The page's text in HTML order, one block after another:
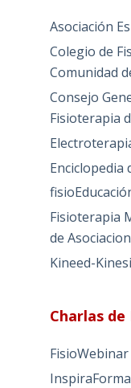
Asociación
Colegio de
Comunidad
Consejo
Fisioterapia
Enciclopedia
Fisioterapia
de
Kineed-
Charlas
FisioWebinar